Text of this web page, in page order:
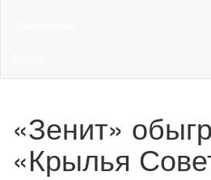
«Зенит»
«Крылья